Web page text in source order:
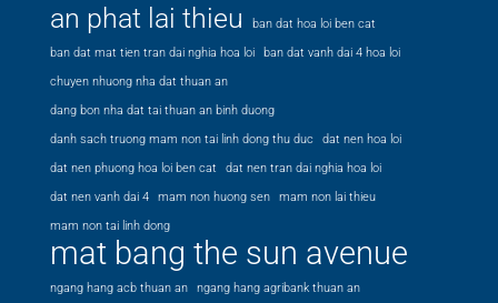
an phat lai thieu
ban dat hoa loi ben cat
ban dat mat tien tran dai nghia hoa loi
ban dat vanh dai 4 hoa loi
chuyen nhuong nha dat thuan an
dang bon nha dat tai thuan an binh duong
danh sach truong mam non tai linh dong thu duc
dat nen hoa loi
dat nen phuong hoa loi ben cat
dat nen tran dai nghia hoa loi
dat nen vanh dai 4
mam non huong sen
mam non lai thieu
mam non tai linh dong
mat bang the sun avenue
ngang hang acb thuan an
ngang hang agribank thuan an